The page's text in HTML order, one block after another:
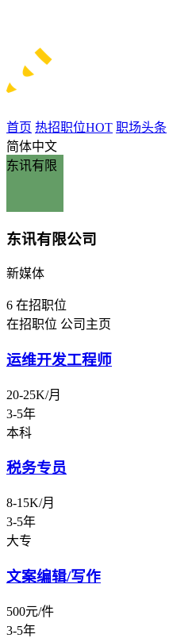
首页 热招职位HOT 职场头条
简体中文
东讯有限
东讯有限公司
新媒体
6 在招职位
在招职位 公司主页
运维开发工程师
20-25K/月
3-5年
本科
税务专员
8-15K/月
3-5年
大专
文案编辑/写作
500元/件
3-5年